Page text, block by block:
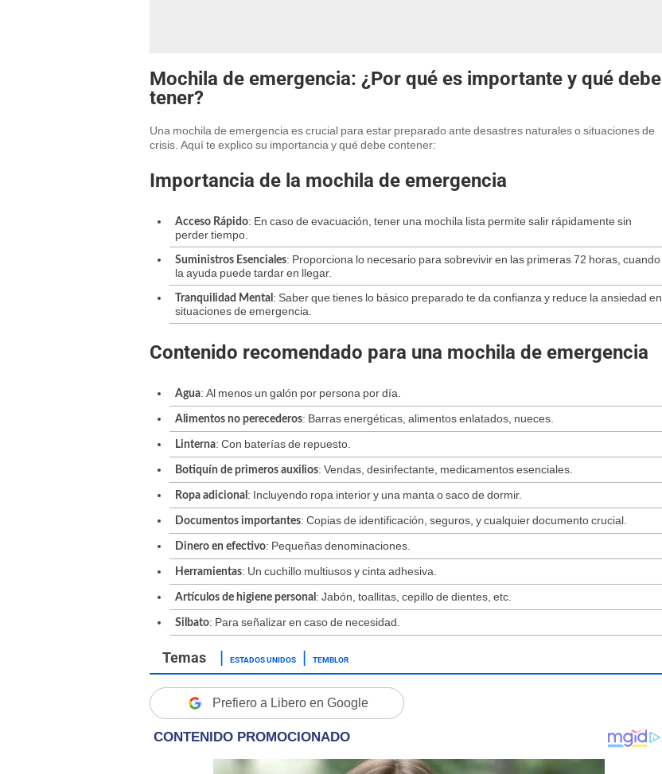
Mochila de emergencia: ¿Por qué es importante y qué debe
tener?
Una mochila de emergencia es crucial para estar preparado ante desastres naturales o situaciones de
crisis. Aquí te explico su importancia y qué debe contener:
Importancia de la mochila de emergencia
Acceso Rápido: En caso de evacuación, tener una mochila lista permite salir rápidamente sin
perder tiempo.
Suministros Esenciales: Proporciona lo necesario para sobrevivir en las primeras 72 horas, cuando
la ayuda puede tardar en llegar.
Tranquilidad Mental : Saber que tienes lo básico preparado te da confianza y reduce la ansiedad en
situaciones de emergencia.
Contenido recomendado para una mochila de emergencia
Agua: Al menos un galón por persona por día.
Alimentos no perecederos: Barras energéticas, alimentos enlatados, nueces.
Linterna: Con baterías de repuesto.
Botiquín de primeros auxilios: Vendas, desinfectante, medicamentos esenciales.
Ropa adicional : Incluyendo ropa interior y una manta o saco de dormir.
Documentos importantes: Copias de identificación, seguros, y cualquier documento crucial.
Dinero en efectivo: Pequeñas denominaciones.
Herramientas: Un cuchillo multiusos y cinta adhesiva.
Artículos de higiene personal : Jabón, toallitas, cepillo de dientes, etc.
Silbato: Para señalizar en caso de necesidad.
ESTADOS UNIDOS TEMBLOR
Prefiero a Libero en Google